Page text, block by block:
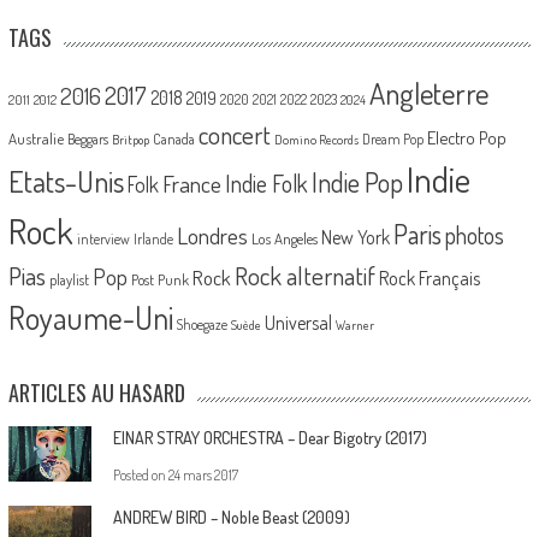
TAGS
2011 2012 20162017 2018 2019 2020 2021 2022 2023 2024 Angleterre
Australie Beggars Britpop Canada concert Domino Records Dream Pop Electro Pop
Etats-UnisFolk France Indie Folk Indie PopIndie
Rock interview Irlande Londres Los Angeles New York Parisphotos
Pias playlist Pop Post Punk Rock Rock alternatif Rock Français
Royaume-Uni Shoegaze Suède Universal Warner
ARTICLES AU HASARD
EINAR STRAY ORCHESTRA – Dear Bigotry (2017)
Posted on 24 mars 2017
ANDREW BIRD – Noble Beast (2009)